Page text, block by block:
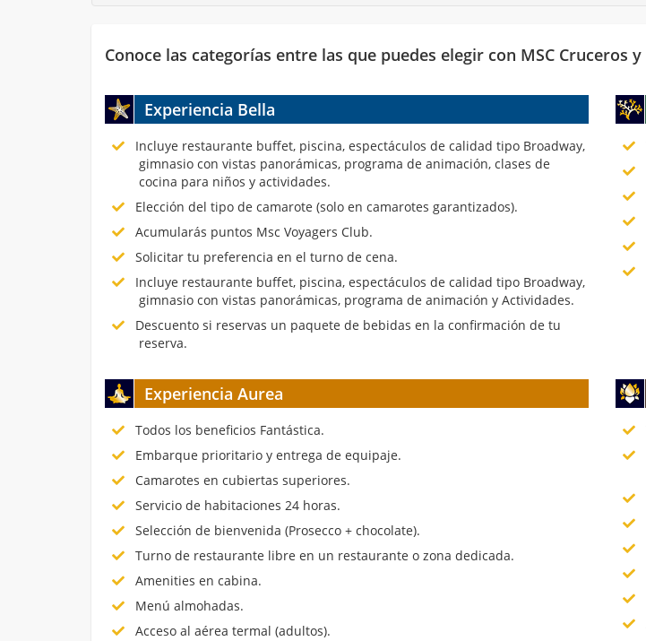
Conoce las categorías entre las que puedes elegir con MSC Cruceros
Experiencia Bella
Incluye restaurante buffet, piscina, espectáculos de calidad tipo Broadway,
gimnasio con vistas panorámicas, programa de animación, clases de
cocina para niños y actividades.
Elección del tipo de camarote (solo en camarotes garantizados).
Acumularás puntos Msc Voyagers Club.
Solicitar tu preferencia en el turno de cena.
Incluye restaurante buffet, piscina, espectáculos de calidad tipo Broadway,
gimnasio con vistas panorámicas, programa de animación y Actividades.
Descuento si reservas un paquete de bebidas en la confirmación de tu
reserva.
Experiencia Aurea
Todos los beneficios Fantástica.
Embarque prioritario y entrega de equipaje.
Camarotes en cubiertas superiores.
Servicio de habitaciones 24 horas.
Selección de bienvenida (Prosecco + chocolate).
Turno de restaurante libre en un restaurante o zona dedicada.
Amenities en cabina.
Menú almohadas.
Acceso al aérea termal (adultos).